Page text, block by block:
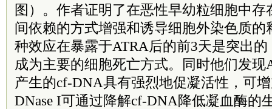
图）。作者证明了在恶性早幼粒细胞中存
间依赖的方式增强和诱导细胞外染色质的
种效应在暴露于ATRA后的前3天是突出
成为主要的细胞死亡方式。同时他们发现
产生的cf-DNA具有强烈地促凝活性，可
DNase I可通过降解cf-DNA降低凝血酶的